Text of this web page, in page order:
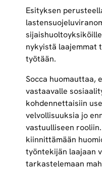
Esityksen
nykyistä laajemmat
työtään.
Socca huomauttaa,
vastaavalle
kohdennettaisiin
velvollisuuksia jo
vastuulliseen
kiinnittämään
työntekijän laajaan
tarkastelemaan